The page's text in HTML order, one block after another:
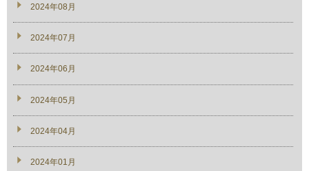
2024年08月
2024年07月
2024年06月
2024年05月
2024年04月
2024年01月